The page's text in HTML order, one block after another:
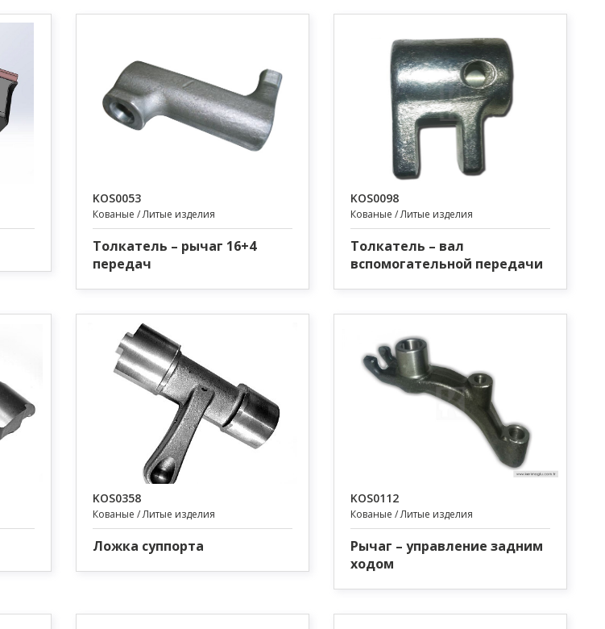
KOS0053
Кованые / Литые изделия
Толкатель – рычаг 16+4
передач
KOS0098
Кованые / Литые изделия
Толкатель – вал
вспомогательной передачи
KOS0358
Кованые / Литые изделия
Ложка суппорта
KOS0112
Кованые / Литые изделия
Рычаг – управление задним
ходом